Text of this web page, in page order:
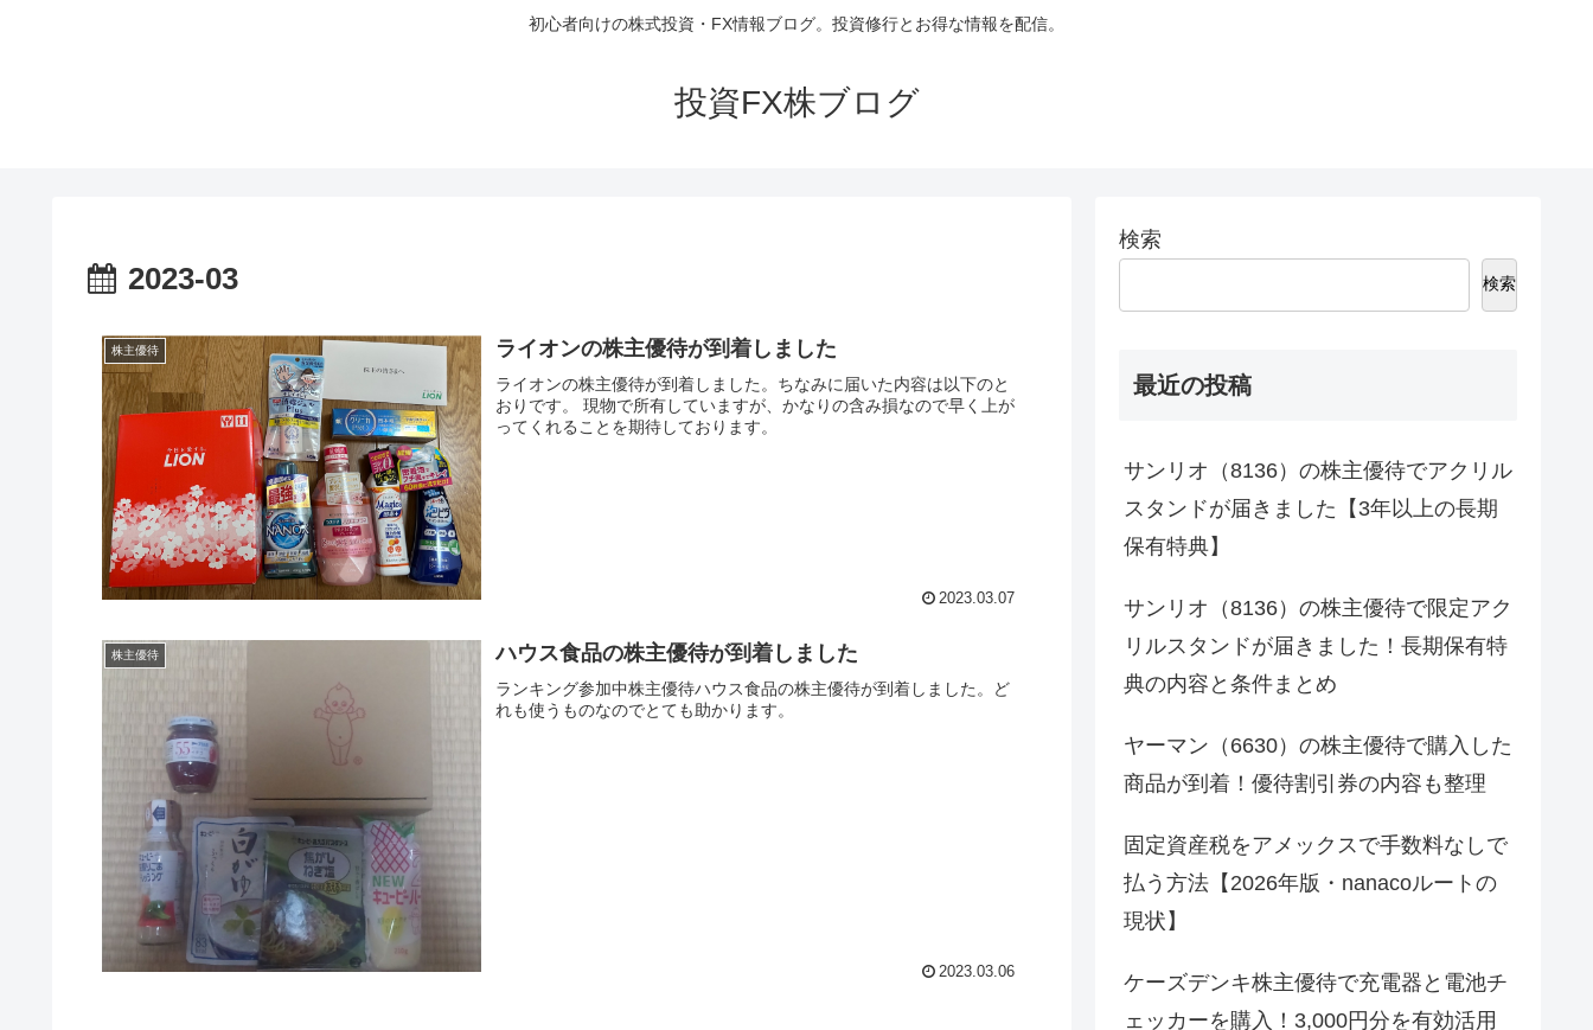
初心者向けの株式投資・FX情報ブログ。投資修行とお得な情報を配信。
投資FX株ブログ
2023-03
株主優待 ライオンの株主優待が到着しました
ライオンの株主優待が到着しました。ちなみに届いた内容は以下のと
おりです。 現物で所有していますが、かなりの含み損なので早く上が
ってくれることを期待しております。
2023.03.07
株主優待 ハウス食品の株主優待が到着しました
ランキング参加中株主優待ハウス食品の株主優待が到着しました。ど
れも使うものなのでとても助かります。
2023.03.06
検索
検索
最近の投稿
サンリオ（8136）の株主優待でアクリル
スタンドが届きました【3年以上の長期
保有特典】
サンリオ（8136）の株主優待で限定アク
リルスタンドが届きました！長期保有特
典の内容と条件まとめ
ヤーマン（6630）の株主優待で購入した
商品が到着！優待割引券の内容も整理
固定資産税をアメックスで手数料なしで
払う方法【2026年版・nanacoルートの
現状】
ケーズデンキ株主優待で充電器と電池チ
ェッカーを購入！3,000円分を有効活用